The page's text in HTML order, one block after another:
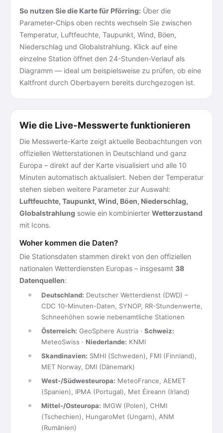
So nutzen Sie die Karte für Pförring: Über die
Parameter-Chips oben rechts wechseln Sie zwischen
Temperatur, Luftfeuchte, Taupunkt, Wind, Böen,
Niederschlag und Globalstrahlung. Klick auf eine
einzelne Station öffnet den 24-Stunden-Verlauf als
Diagramm — ideal um beispielsweise zu prüfen, ob eine
Kaltfront durch Oberbayern bereits durchgezogen ist.
Wie die Live-Messwerte funktionieren
Die Messwerte-Karte zeigt aktuelle Beobachtungen von
offiziellen Wetterstationen in Deutschland und ganz
Europa – direkt auf der Karte visualisiert und alle 10
Minuten automatisch aktualisiert. Neben der Temperatur
stehen sieben weitere Parameter zur Auswahl:
Luftfeuchte, Taupunkt, Wind, Böen, Niederschlag,
Globalstrahlung sowie ein kombinierter Wetterzustand
mit Icons.
Woher kommen die Daten?
Die Stationsdaten stammen direkt von den offiziellen
nationalen Wetterdiensten Europas – insgesamt 38
Datenquellen:
Deutschland: Deutscher Wetterdienst (DWD) –
CDC 10-Minuten-Daten, SYNOP, RR-Stundenwerte,
Schneehöhen sowie nebenamtliche Stationen
Österreich: GeoSphere Austria · Schweiz:
MeteoSwiss · Niederlande: KNMI
Skandinavien: SMHI (Schweden), FMI (Finnland),
MET Norway, DMI (Dänemark)
West-/Südwesteuropa: MeteoFrance, AEMET
(Spanien), IPMA (Portugal), Met Éireann (Irland)
Mittel-/Osteuropa: IMGW (Polen), CHMI
(Tschechien), HungaroMet (Ungarn), ANM
(Rumänien)